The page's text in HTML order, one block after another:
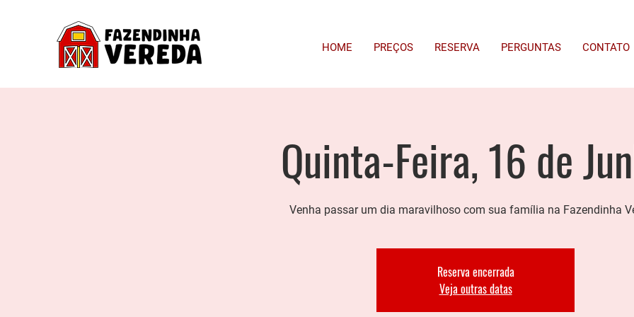
HOME PREÇOS RESERVA PERGUNTAS CONTATO
Quinta-Feira, 16 de
Venha passar um dia maravilhoso com sua família na Fazendinha
Reserva encerrada
Veja outras datas